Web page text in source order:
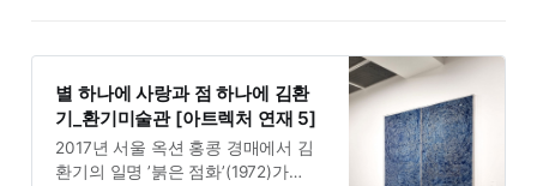
별 하나에 사랑과 점 하나에 김환
기_환기미술관 [아트렉처 연재 5]
2017년 서울 옥션 홍콩 경매에서 김
환기의 일명 ’붉은 점화’(1972)가